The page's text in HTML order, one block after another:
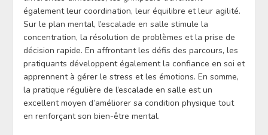
également leur coordination, leur équilibre et leur agilité.
Sur le plan mental, l’escalade en salle stimule la
concentration, la résolution de problèmes et la prise de
décision rapide. En affrontant les défis des parcours, les
pratiquants développent également la confiance en soi et
apprennent à gérer le stress et les émotions. En somme,
la pratique régulière de l’escalade en salle est un
excellent moyen d’améliorer sa condition physique tout
en renforçant son bien-être mental.